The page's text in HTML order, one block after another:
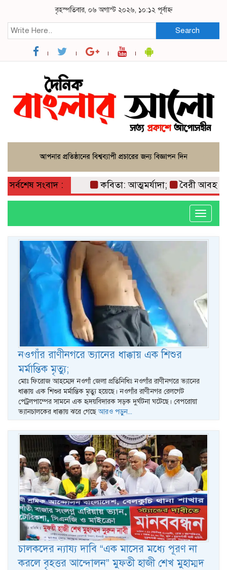
বৃহস্পতিবার, ০৬ অগাস্ট ২০২৬, ১০:১২ পূর্বাহ্ন
Search
সর্বশেষ সংবাদ : কবিতা: আত্মমর্যাদা; বৈরী
Toggle
নওগাঁর রাণীনগরে ভ্যানের ধাক্কায় এক শিশুর
মর্মান্তিক মৃত্যু;
মোঃ ফিরোজ আহম্মেদ নওগাঁ জেলা প্রতিনিধিঃ নওগাঁর রাণীনগরে ভ্যানের
ধাক্কায় এক শিশুর মর্মান্তিক মৃত্যু হয়েছে। নওগাঁর রাণীনগর রেলগেট
পেট্রলপাম্পের সামনে এক হৃদয়বিদারক সড়ক দুর্ঘটনা ঘটেছে। বেপরোয়া
ভ্যানচালকের ধাক্কায় ঝরে গেছেআরও পড়ুন...
চালকদের ন্যায্য দাবি “এক মাসের মধ্যে পূরণ না
করলে বৃহত্তর আন্দোলন” মুফতী হাজী শেখ মুহাম্মদ